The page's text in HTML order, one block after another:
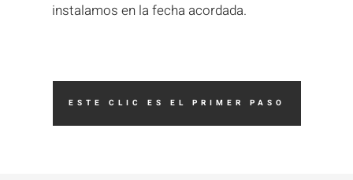
instalamos en la fecha acordada.
ESTE CLIC ES EL PRIMER PASO